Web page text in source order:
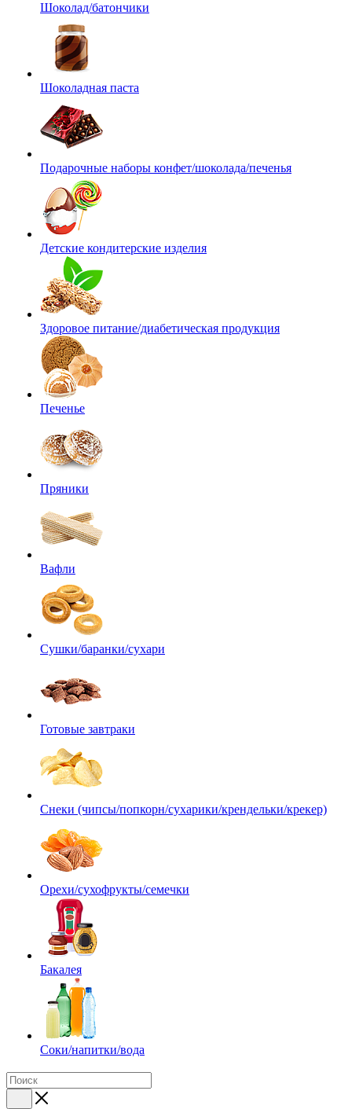
Шоколад/батончики
Шоколадная паста
Подарочные наборы конфет/шоколада/печенья
Детские кондитерские изделия
Здоровое питание/диабетическая продукция
Печенье
Пряники
Вафли
Сушки/баранки/сухари
Готовые завтраки
Снеки (чипсы/попкорн/сухарики/крендельки/крекер)
Орехи/сухофрукты/семечки
Бакалея
Соки/напитки/вода